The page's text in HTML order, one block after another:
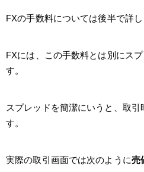
FXの手数料については後半で詳し
FXには、この手数料とは別にス
す。
スプレッドを簡潔にいうと、取引
す。
実際の取引画面では次のように売